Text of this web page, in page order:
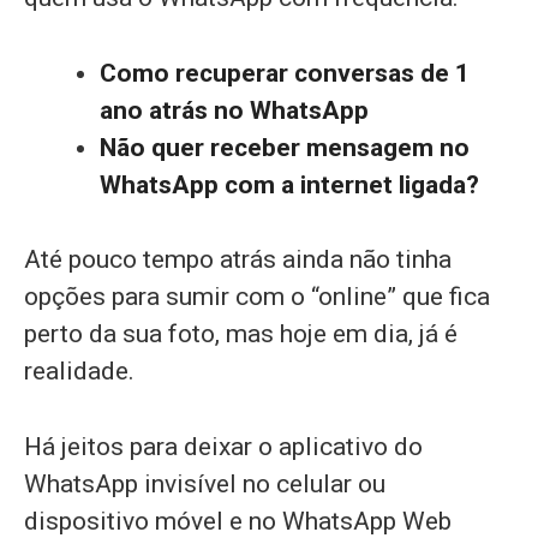
Como recuperar conversas de 1
ano atrás no WhatsApp
Não quer receber mensagem no
WhatsApp com a internet ligada?
Até pouco tempo atrás ainda não tinha
opções para sumir com o “online” que fica
perto da sua foto, mas hoje em dia, já é
realidade.
Há jeitos para deixar o aplicativo do
WhatsApp invisível no celular ou
dispositivo móvel e no WhatsApp Web